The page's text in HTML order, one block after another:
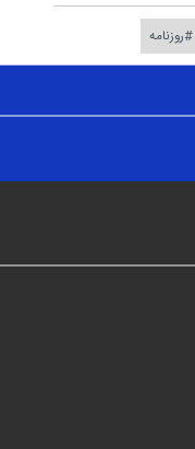
#روزنامه